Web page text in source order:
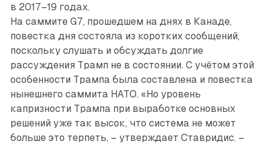
в 2017–19 годах.
На саммите G7, прошедшем на днях в Канаде,
повестка дня состояла из коротких сообщений,
поскольку слушать и обсуждать долгие
рассуждения Трамп не в состоянии. С учётом этой
особенности Трампа была составлена и повестка
нынешнего саммита НАТО. «Но уровень
капризности Трампа при выработке основных
решений уже так высок, что система не может
больше это терпеть, – утверждает Ставридис. –